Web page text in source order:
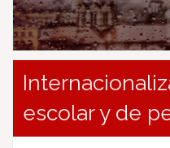
escolar y de